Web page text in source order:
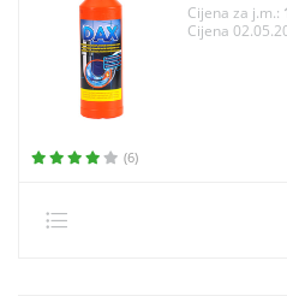
Cijena za j.m.:
Cijena
(6)